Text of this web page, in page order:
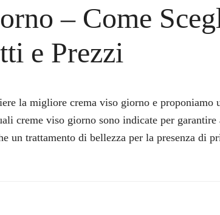
– Come
e Prezzi
la migliore crema viso giorno e
creme viso giorno sono indicate per garantire
un trattamento di bellezza per la presenza di